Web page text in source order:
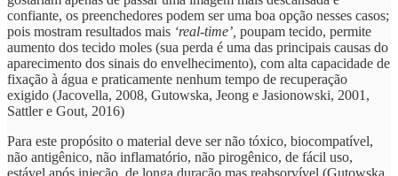
confiante, os preenchedores podem ser uma boa opção nesses casos;
pois mostram resultados mais ‘real-time’, poupam tecido, permite
aumento dos tecido moles (sua perda é uma das principais causas do
aparecimento dos sinais do envelhecimento), com alta capacidade de
fixação à água e praticamente nenhum tempo de recuperação
exigido (Jacovella, 2008, Gutowska, Jeong e Jasionowski, 2001,
Sattler e Gout, 2016)
Para este propósito o material deve ser não tóxico, biocompatível,
não antigênico, não inflamatório, não pirogênico, de fácil uso,
estável após injeção, de longa duração mas reabsorvível (Gutowska,